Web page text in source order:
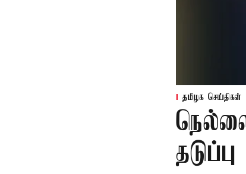
தமிழக செய்திகள்